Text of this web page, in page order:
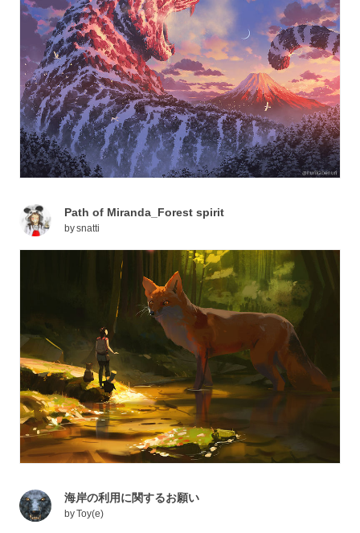
Path of Miranda_Forest spirit
bysnatti
海岸の利用に関するお願い
byToy(e)